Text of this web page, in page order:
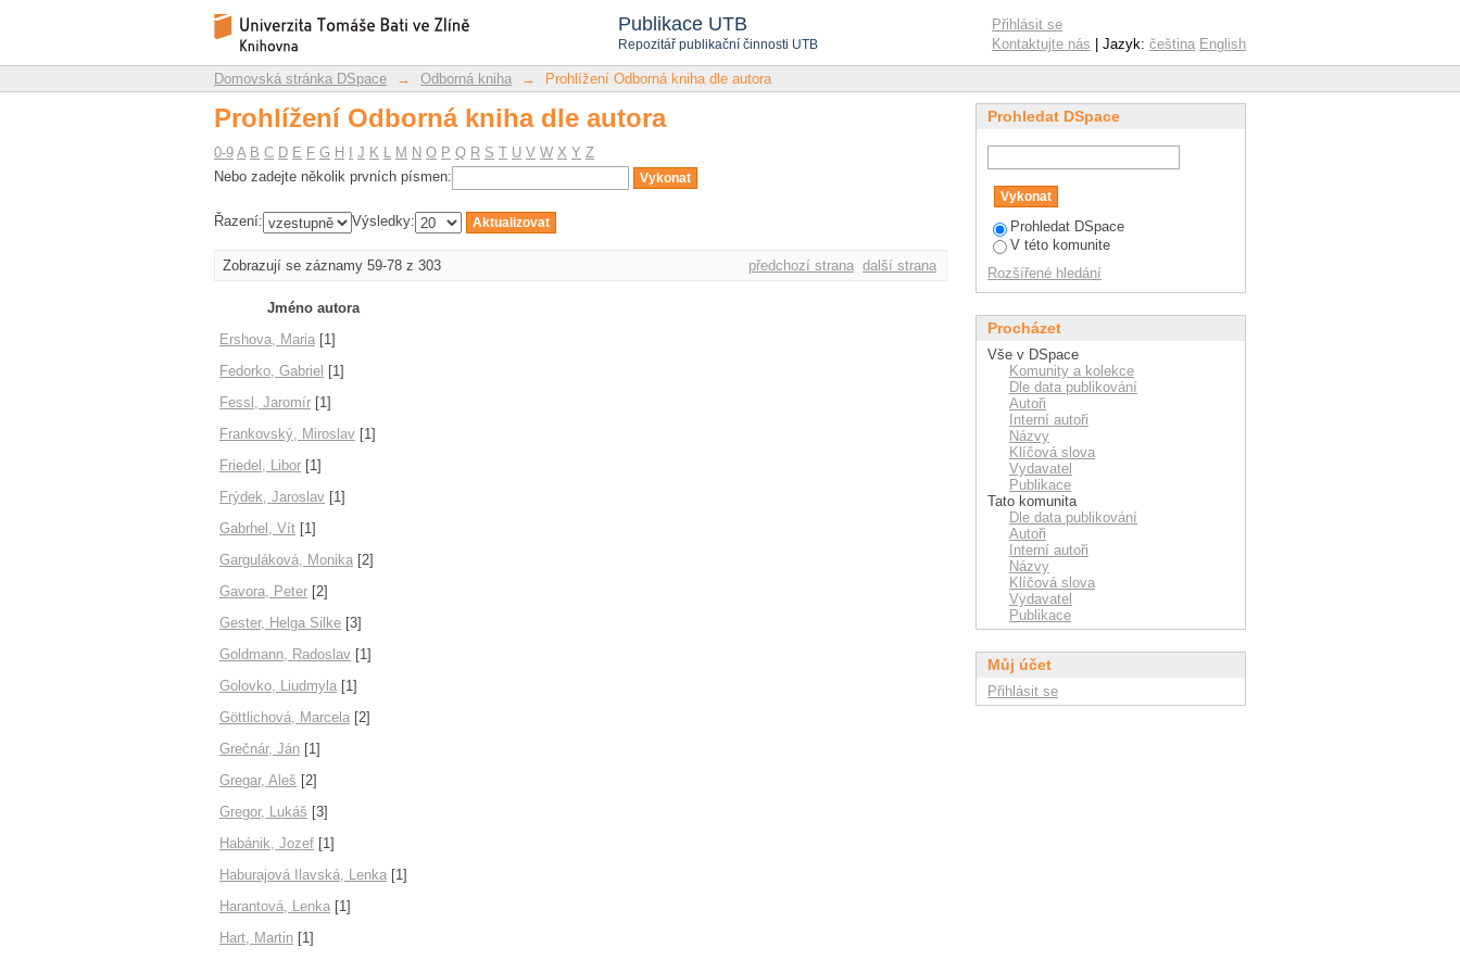
Publikace UTB
Repozitář publikační činnosti UTB
Prohlížení Odborná kniha dle autora
Repozitář DSpace/Manakin
Přihlásit se
Kontaktujte nás | Jazyk: čeština English
Domovská stránka DSpace → Odborná kniha → Prohlížení Odborná kniha dle autora
Prohlížení Odborná kniha dle autora
0-9 A B C D E F G H J K L M N O P Q R S T U V W X Y Z
Nebo zadejte několik prvních písmen:
Řazení: Výsledky:
Zobrazují se záznamy 59-78 z 303 předchozí strana další strana
Jméno autora
Ershova, Maria [1]
Fedorko, Gabriel [1]
Fessl, Jaromír [1]
Frankovský, Miroslav [1]
Friedel, Libor [1]
Frýdek, Jaroslav [1]
Gabrhel, Vít [1]
Garguláková, Monika [2]
Gavora, Peter [2]
Gester, Helga Silke [3]
Goldmann, Radoslav [1]
Golovko, Liudmyla [1]
Göttlichová, Marcela [2]
Grečnár, Ján [1]
Gregar, Aleš [2]
Gregor, Lukáš [3]
Habánik, Jozef [1]
Haburajová Ilavská, Lenka [1]
Harantová, Lenka [1]
Hart, Martin [1]
Prohledat DSpace
Prohledat DSpace
V této komunite
Rozšířené hledání
Procházet
Vše v DSpace
Komunity a kolekce
Dle data publikování
Autoři
Interní autoři
Názvy
Klíčová slova
Vydavatel
Publikace
Tato komunita
Dle data publikování
Autoři
Interní autoři
Názvy
Klíčová slova
Vydavatel
Publikace
Můj účet
Přihlásit se